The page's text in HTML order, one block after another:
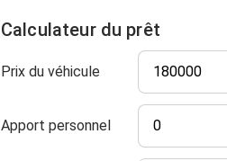
Calculateur du prêt
Prix du véhicule
Apport personnel